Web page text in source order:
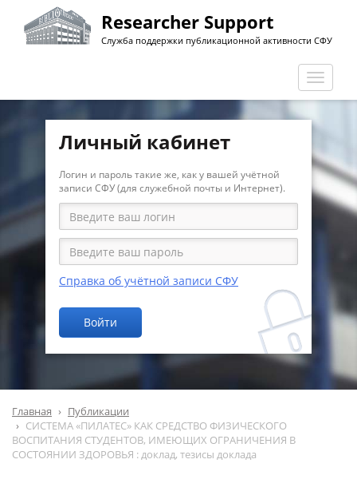
Перейти
основному
Researcher Support
Служба поддержки публикационной активности СФУ
Личный кабинет
Логин и пароль такие же, как у вашей учётной
записи СФУ (для служебной почты и Интернет).
Справка об учётной записи СФУ
Войти
Главная
Публикации
СИСТЕМА «ПИЛАТЕС» КАК СРЕДСТВО ФИЗИЧЕСКОГО
ВОСПИТАНИЯ СТУДЕНТОВ, ИМЕЮЩИХ ОГРАНИЧЕНИЯ В
СОСТОЯНИИ ЗДОРОВЬЯ : доклад, тезисы доклада